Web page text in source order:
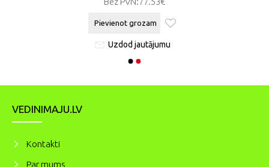
Pievienot grozam
Uzdod jautājumu
VEDINIMAJU.LV
Kontakti
Par mums